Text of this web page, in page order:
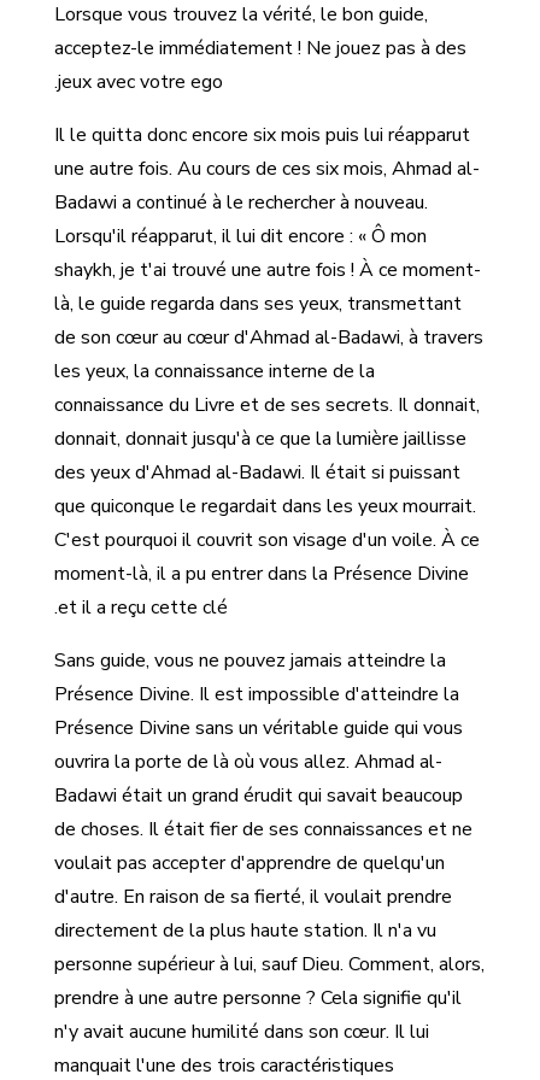
Lorsque vous trouvez la vérité, le bon guide,
acceptez-le immédiatement ! Ne jouez pas à des
jeux avec votre ego.
Il le quitta donc encore six mois puis lui réapparut
une autre fois. Au cours de ces six mois, Ahmad al-
Badawi a continué à le rechercher à nouveau.
Lorsqu'il réapparut, il lui dit encore : « Ô mon
shaykh, je t'ai trouvé une autre fois ! À ce moment-
là, le guide regarda dans ses yeux, transmettant
de son cœur au cœur d'Ahmad al-Badawi, à travers
les yeux, la connaissance interne de la
connaissance du Livre et de ses secrets. Il donnait,
donnait, donnait jusqu'à ce que la lumière jaillisse
des yeux d'Ahmad al-Badawi. Il était si puissant
que quiconque le regardait dans les yeux mourrait.
C'est pourquoi il couvrit son visage d'un voile. À ce
moment-là, il a pu entrer dans la Présence Divine
et il a reçu cette clé.
Sans guide, vous ne pouvez jamais atteindre la
Présence Divine. Il est impossible d'atteindre la
Présence Divine sans un véritable guide qui vous
ouvrira la porte de là où vous allez. Ahmad al-
Badawi était un grand érudit qui savait beaucoup
de choses. Il était fier de ses connaissances et ne
voulait pas accepter d'apprendre de quelqu'un
d'autre. En raison de sa fierté, il voulait prendre
directement de la plus haute station. Il n'a vu
personne supérieur à lui, sauf Dieu. Comment, alors,
prendre à une autre personne ? Cela signifie qu'il
n'y avait aucune humilité dans son cœur. Il lui
manquait l'une des trois caractéristiques